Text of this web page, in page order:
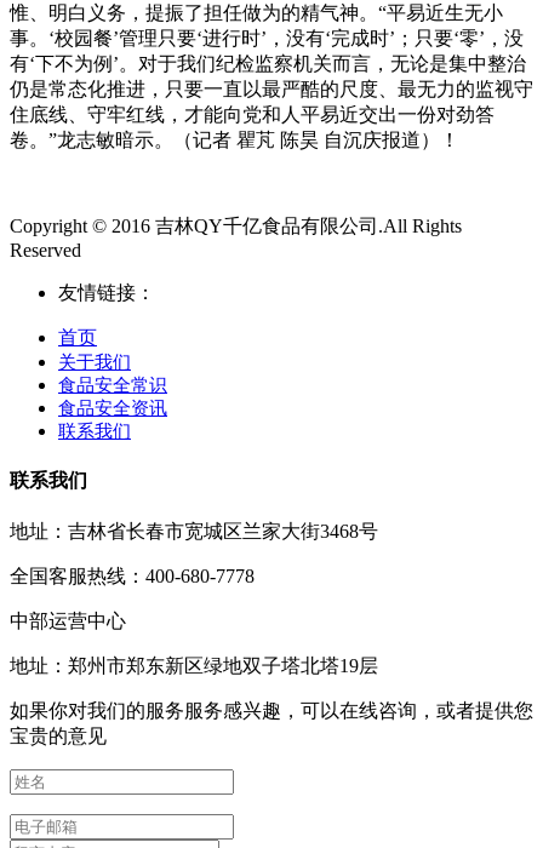
惟、明白义务，提振了担任做为的精气神。“平易近生无小
事。‘校园餐’管理只要‘进行时’，没有‘完成时’；只要‘零’，没
有‘下不为例’。对于我们纪检监察机关而言，无论是集中整治
仍是常态化推进，只要一直以最严酷的尺度、最无力的监视守
住底线、守牢红线，才能向党和人平易近交出一份对劲答
卷。”龙志敏暗示。（记者 瞿芃 陈昊 自沉庆报道）！
Copyright © 2016 吉林QY千亿食品有限公司.All Rights
Reserved
友情链接：
首页
关于我们
食品安全常识
食品安全资讯
联系我们
联系我们
地址：吉林省长春市宽城区兰家大街3468号
全国客服热线：400-680-7778
中部运营中心
地址：郑州市郑东新区绿地双子塔北塔19层
如果你对我们的服务服务感兴趣，可以在线咨询，或者提供您
宝贵的意见